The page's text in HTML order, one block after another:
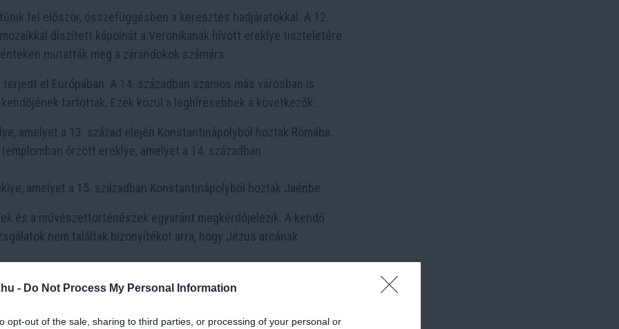
- Do Not Process My Personal Information
opt-out of the sale, sharing to third parties, or processing of your personal or
fel először, összefüggésben a keresztes hadjáratokkal. A 12.
díszített kápolnát a Veronikanak hívott ereklye tiszteletére
mutatták meg a zarándokok számára.
el Európában. A 14. században számos más városban is
tartottak. Ezek közül a leghíresebbek a következők:
amelyet a 13. század elején Konstantinápolyból hoztak Rómába.
őrzött ereklye, amelyet a 14. században
amelyet a 15. században Konstantinápolyból hoztak Jaénbe.
és a művészettörténészek egyaránt megkérdőjelezik. A kendő
nem találtak bizonyítékot arra, hogy Jézus arcának